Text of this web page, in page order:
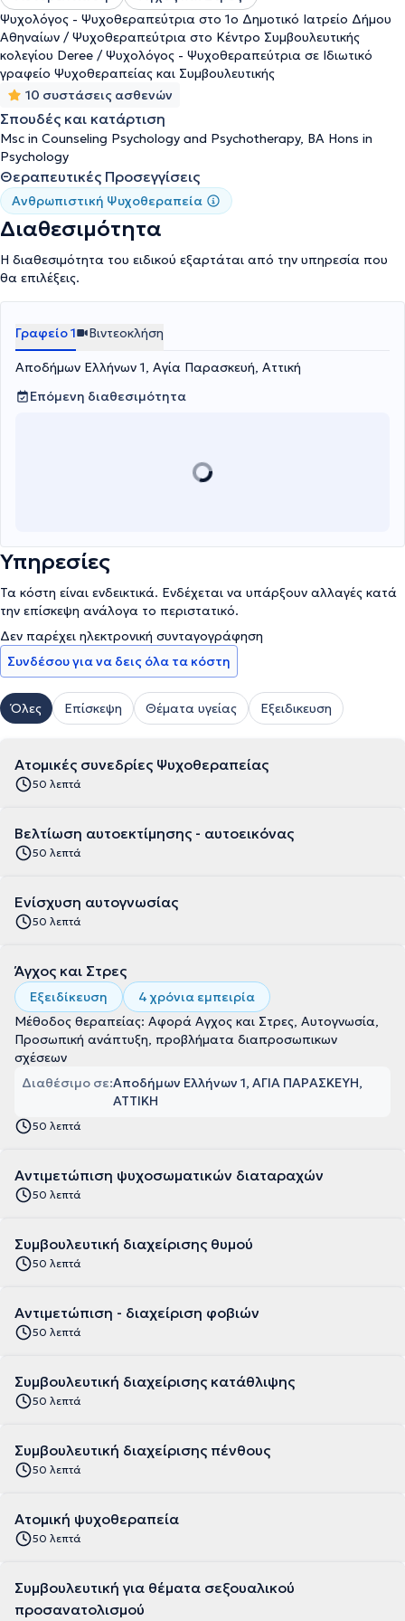
της πρακτικής βρίσκονται πάντα η ενσυναίσθηση, η κατανόηση, ο
σεβασμός, η αποδοχή και το ειλικρινές ενδιαφέρον.
Ψυχολόγος - Ψυχοθεραπεύτρια στο 1ο Δημοτικό Ιατρείο Δήμου
Αθηναίων / Ψυχοθεραπεύτρια στο Κέντρο Συμβουλευτικής
κολεγίου Deree / Ψυχολόγος - Ψυχοθεραπεύτρια σε Ιδιωτικό
γραφείο Ψυχοθεραπείας και Συμβουλευτικής
10 συστάσεις ασθενών
Σπουδές και κατάρτιση
Msc in Counseling Psychology and Psychotherapy, BA Hons in
Psychology
Θεραπευτικές Προσεγγίσεις
Ανθρωπιστική Ψυχοθεραπεία
Διαθεσιμότητα
Η διαθεσιμότητα του ειδικού εξαρτάται από την υπηρεσία που
θα επιλέξεις.
Γραφείο 1 Βιντεοκλήση
Αποδήμων Ελλήνων 1, Αγία Παρασκευή, Αττική
Επόμενη διαθεσιμότητα
Υπηρεσίες
Τα κόστη είναι ενδεικτικά. Ενδέχεται να υπάρξουν αλλαγές κατά
την επίσκεψη ανάλογα το περιστατικό.
Δεν παρέχει ηλεκτρονική συνταγογράφηση
Συνδέσου για να δεις όλα τα κόστη
Όλες Επίσκεψη Θέματα υγείας Εξειδικευση
Ατομικές συνεδρίες Ψυχοθεραπείας
50 λεπτά
Βελτίωση αυτοεκτίμησης - αυτοεικόνας
50 λεπτά
Ενίσχυση αυτογνωσίας
50 λεπτά
Άγχος και Στρες
Εξειδίκευση
4 χρόνια εμπειρία
Μέθοδος θεραπείας: Αφορά Αγχος και Στρες, Αυτογνωσία,
Προσωπική ανάπτυξη, προβλήματα διαπροσωπικων
σχέσεων
Διαθέσιμο σε:Αποδήμων Ελλήνων 1, ΑΓΙΑ ΠΑΡΑΣΚΕΥΗ,
ΑΤΤΙΚΗ
50 λεπτά
Αντιμετώπιση ψυχοσωματικών διαταραχών
50 λεπτά
Συμβουλευτική διαχείρισης θυμού
50 λεπτά
Αντιμετώπιση - διαχείριση φοβιών
50 λεπτά
Συμβουλευτική διαχείρισης κατάθλιψης
50 λεπτά
Συμβουλευτική διαχείρισης πένθους
50 λεπτά
Ατομική ψυχοθεραπεία
50 λεπτά
Συμβουλευτική για θέματα σεξουαλικού
προσανατολισμού